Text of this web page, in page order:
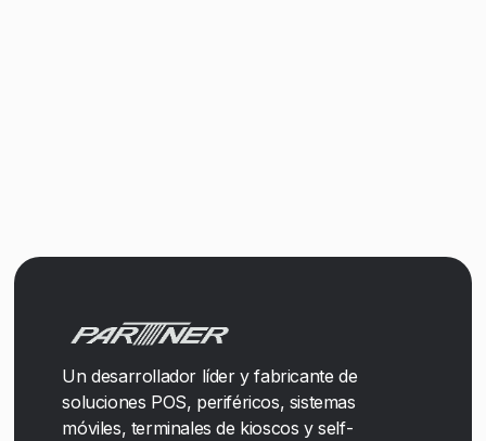
Un desarrollador líder y fabricante de
soluciones POS, periféricos, sistemas
móviles, terminales de kioscos y self-